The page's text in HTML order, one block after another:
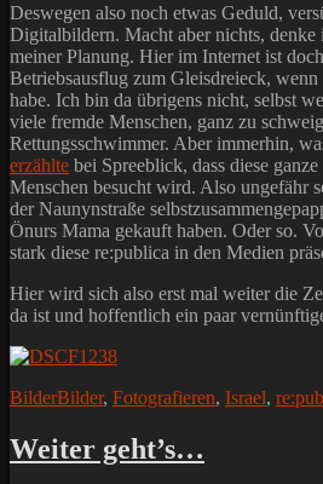
Deswegen also noch etwas Geduld,
Digitalbildern. Macht aber nichts, denke
meiner Planung. Hier im Internet ist
Betriebsausflug zum Gleisdreieck,
habe. Ich bin da übrigens nicht, selbst
viele fremde Menschen, ganz zu
Rettungsschwimmer. Aber immerhin,
erzählte bei Spreeblick, dass diese
Menschen besucht wird. Also ungefähr
der Naunynstraße
Önurs Mama gekauft haben. Oder so.
stark diese re:publica in den Medien
Hier wird sich also erst mal weiter die
da ist und hoffentlich ein paar
Kategorien
BilderSchlagworte
Bilder, Fotografieren, Israel,
Weiter geht’s…